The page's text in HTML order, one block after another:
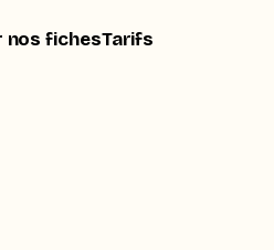
nos fichesTarifs